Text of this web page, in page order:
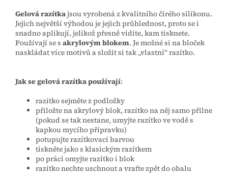
Gelová razítkajsou vyrobená z kvalitního čirého silikonu.
Jejich největší výhodou je jejich průhlednost, proto se i
snadno aplikují, jelikož přesně vidíte, kam tisknete.
Používají se s akrylovým blokem. Je možné si na bloček
naskládat více motivů a složit si tak „vlastní“ razítko.
Jak se gelová razítka používají:
razítko sejměte z podložky
přiložte na akrylový blok, razítko na něj samo přilne
(pokud se tak nestane, umyjte razítko ve vodě s
kapkou mycího přípravku)
potupujte razítkovací barvou
tiskněte jako s klasickým razítkem
po práci omyjte razítko i blok
razítko nechte uschnout a vraťte zpět do obalu